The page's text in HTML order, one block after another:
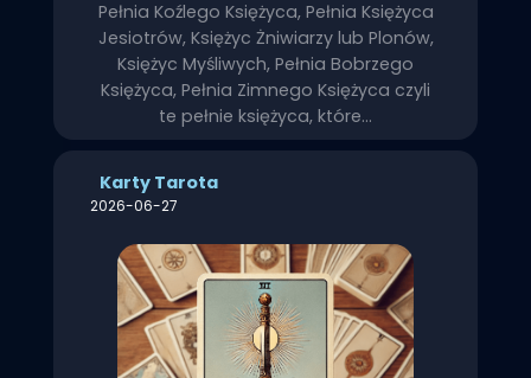
Pełnia Koźlego Księżyca, Pełnia Księżyca
Jesiotrów, Księżyc Żniwiarzy lub Plonów,
Księżyc Myśliwych, Pełnia Bobrzego
Księżyca, Pełnia Zimnego Księżyca czyli
te pełnie księżyca, które…
Karty Tarota
2026-06-27